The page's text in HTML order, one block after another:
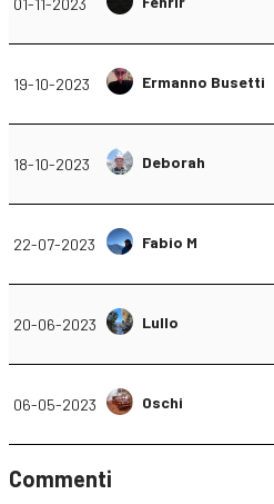
01-11-2023
19-10-2023 Ermanno Busetti
18-10-2023 Deborah
22-07-2023 Fabio M
20-06-2023 Lullo
06-05-2023 Oschi
Commenti